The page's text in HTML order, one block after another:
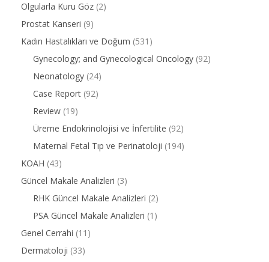
Olgularla Kuru Göz (2)
Prostat Kanseri (9)
Kadın Hastalıkları ve Doğum (531)
Gynecology; and Gynecological Oncology (92)
Neonatology (24)
Case Report (92)
Review (19)
Üreme Endokrinolojisi ve İnfertilite (92)
Maternal Fetal Tıp ve Perinatoloji (194)
KOAH (43)
Güncel Makale Analizleri (3)
RHK Güncel Makale Analizleri (2)
PSA Güncel Makale Analizleri (1)
Genel Cerrahi (11)
Dermatoloji (33)